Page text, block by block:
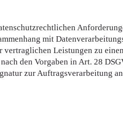
mit
Leistungen zu
den Vorgaben in Art. 28
zur Auftragsverarbeitung